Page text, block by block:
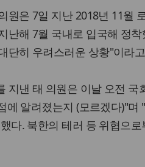
원은 7일 지난 2018년 11월
난해 7월 국내로 입국해 정
단히 우려스러운 상황"이라
지낸 태 의원은 이날 오전
에 알려졌는지 (모르겠다)"
다. 북한의 테러 등 위협으